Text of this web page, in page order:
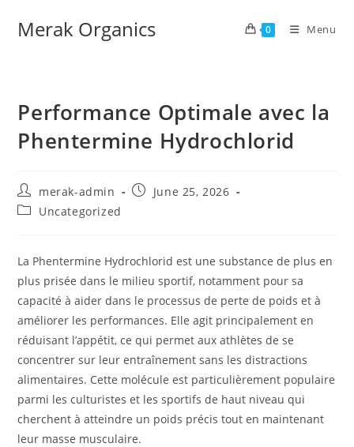
Merak Organics 0 Menu
Performance Optimale avec la
Phentermine Hydrochlorid
merak-admin
June 25, 2026
Uncategorized
La Phentermine Hydrochlorid est une substance de plus en
plus prisée dans le milieu sportif, notamment pour sa
capacité à aider dans le processus de perte de poids et à
améliorer les performances. Elle agit principalement en
réduisant l’appétit, ce qui permet aux athlètes de se
concentrer sur leur entraînement sans les distractions
alimentaires. Cette molécule est particulièrement populaire
parmi les culturistes et les sportifs de haut niveau qui
cherchent à atteindre un poids précis tout en maintenant
leur masse musculaire.